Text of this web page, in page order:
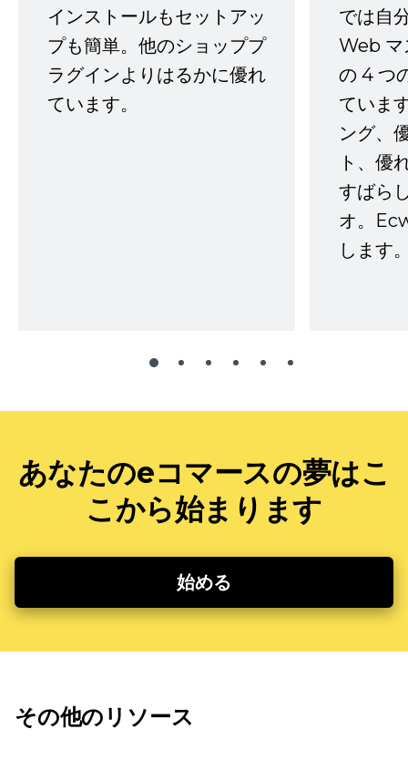
インストールもセットアッ
プも簡単。他のショッププ
ラグインよりはるかに優れ
ています。
では自
Web マ
の 4 つ
ていま
ング、
ト、優
すばら
オ。
します
あなたのeコマースの夢はこ
こから始まります
始める
その他のリソース